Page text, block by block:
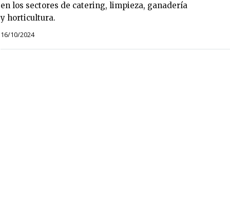
en los sectores de catering, limpieza, ganadería
y horticultura.
16/10/2024